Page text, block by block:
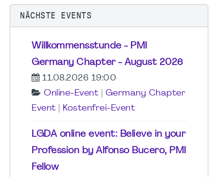
NÄCHSTE EVENTS
Willkommensstunde - PMI
Germany Chapter - August 2026
11.08.2026 19:00
Online-Event
Germany Chapter
Event
Kostenfrei-Event
LGDA online event: Believe in your
Profession by Alfonso Bucero, PMI
Fellow